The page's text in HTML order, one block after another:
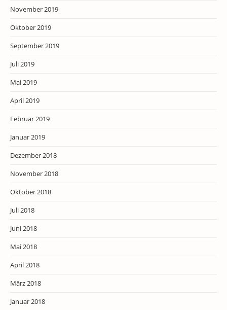
November 2019
Oktober 2019
September 2019
Juli 2019
Mai 2019
April 2019
Februar 2019
Januar 2019
Dezember 2018
November 2018
Oktober 2018
Juli 2018
Juni 2018
Mai 2018
April 2018
März 2018
Januar 2018